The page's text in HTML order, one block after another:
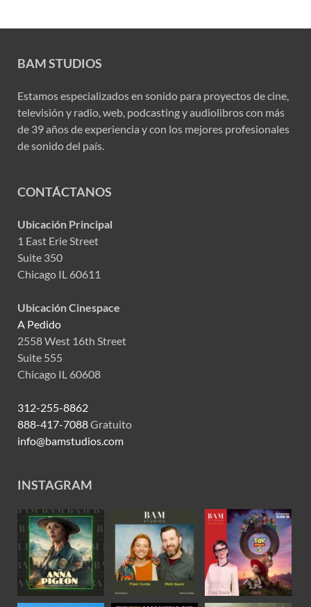
BAM STUDIOS
Estamos especializados en sonido para proyectos de cine,
televisión y radio, web, podcasting y audiolibros con más
de 39 años de experiencia y con los mejores profesionales
de sonido del país.
CONTÁCTANOS
Ubicación Principal
1 East Erie Street
Suite 350
Chicago IL 60611
Ubicación Cinespace
A Pedido
2558 West 16th Street
Suite 555
Chicago IL 60608
312-255-8862
888-417-7088Gratuito
info@bamstudios.com
INSTAGRAM